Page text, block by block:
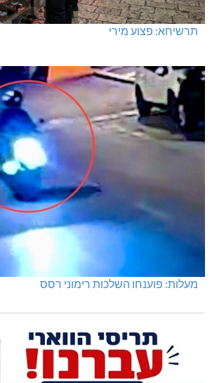
תרשיחא: פצוע מירי
מעלות: פוענחו השלכות רימוני רסס